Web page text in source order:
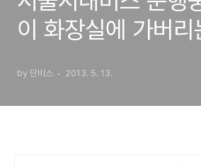
이 화장실에 가버리
by 단비스 2013. 5. 13.